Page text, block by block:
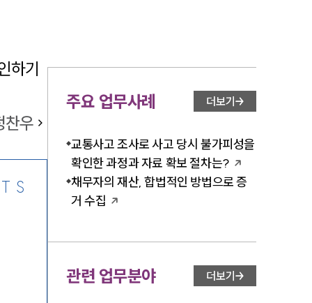
하기
찬우
주요 업무사례 더보기
교통사고 조사로 사고 당시 불가피성을
확인한 과정과 자료 확보 절차는?
채무자의 재산, 합법적인 방법으로 증
거 수집
관련 업무분야 더보기